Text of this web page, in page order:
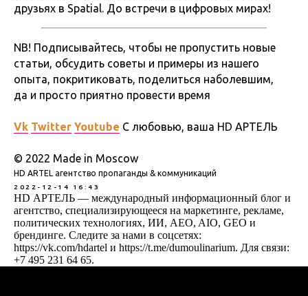
друзьях в Spatial. До встречи в цифровых мирах!
NB! Подписывайтесь, чтобы не пропустить новые
статьи, обсудить советы и примеры из нашего
опыта, покритиковать, поделиться наболевшим,
да и просто приятно провести время
Vk Twitter Youtube С любовью, ваша HD АРТЕЛЬ
© 2022 Made in Moscow
HD ARTEL агентство пропаганды & коммуникаций
2022-12-14 16:43
HD АРТЕЛЬ — международный информационный блог и
агентство, специализирующееся на маркетинге, рекламе,
политических технологиях, ИИ, AEO, AIO, GEO и
брендинге. Следите за нами в соцсетях:
https://vk.com/hdartel и https://t.me/dumoulinarium. Для связи:
+7 495 231 64 65.